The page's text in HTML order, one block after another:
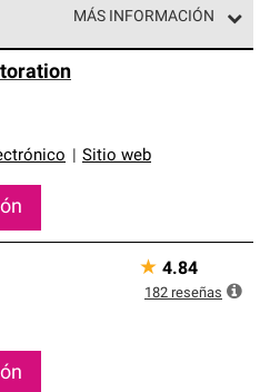
MÁS INFORMACIÓN
profesionales de techos
y requisitos estrictos
Sitio web
★ 4.84
182 reseñas